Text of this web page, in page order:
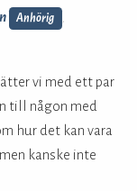
Anhörig
,
vi med ett par
till någon med
hur det kan vara
kanske inte